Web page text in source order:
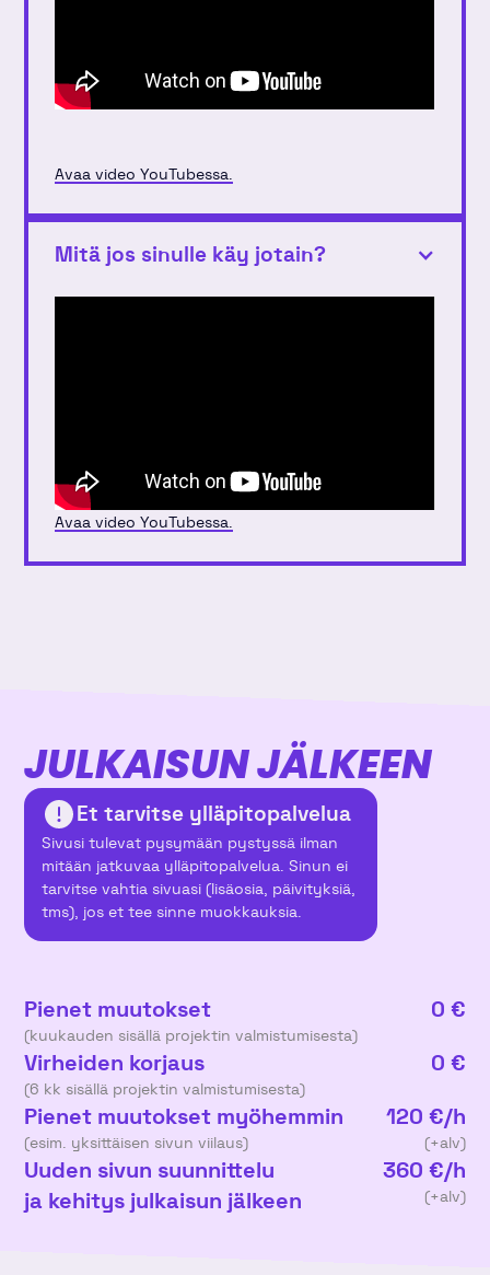
Avaa video YouTubessa.
Mitä jos sinulle käy jotain?
Avaa video YouTubessa.
JULKAISUN JÄLKEEN
Et tarvitse ylläpitopalvelua
Sivusi tulevat pysymään pystyssä ilman
mitään jatkuvaa ylläpitopalvelua. Sinun ei
tarvitse vahtia sivuasi (lisäosia, päivityksiä,
tms), jos et tee sinne muokkauksia.
Pienet muutokset
(kuukauden sisällä projektin valmistumisesta)
0 €
Virheiden korjaus
(6 kk sisällä projektin valmistumisesta)
0 €
Pienet muutokset myöhemmin
(esim. yksittäisen sivun viilaus)
120 €/h
(+alv)
Uuden sivun suunnittelu
ja kehitys julkaisun jälkeen
360 €/h
(+alv)